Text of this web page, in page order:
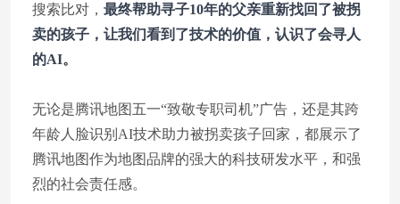
搜索比对， 最终帮助寻子10年的父亲重新找回了被拐
卖的孩子，让我们看到了技术的价值，认识了会寻人
的AI。
无论是腾讯地图五一“致敬专职司机”广告，还是其跨
年龄人脸识别AI技术助力被拐卖孩子回家，都展示了
腾讯地图作为地图品牌的强大的科技研发水平，和强
烈的社会责任感。